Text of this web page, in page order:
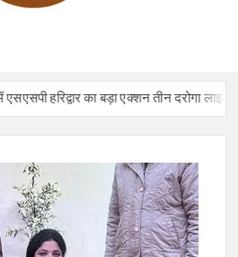
हरिद्वार का बड़ा एक्शन तीन दरोगा लाइन